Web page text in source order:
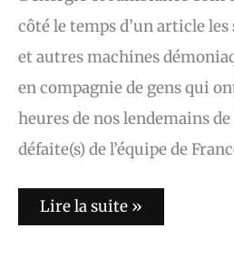
côté le temps d’un article
et autres machines
en compagnie de gens qui
heures de nos lendemains de
défaite(s) de l’équipe de
Lire la suite »